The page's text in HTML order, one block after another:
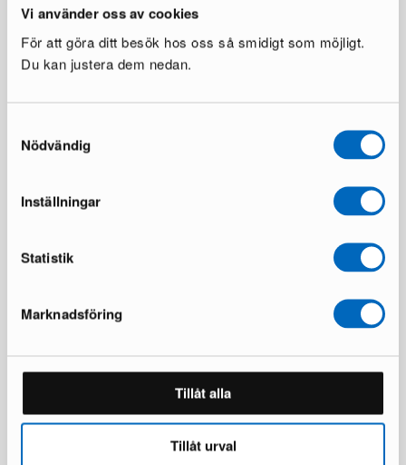
Vi använder oss av cookies
För att göra ditt besök hos oss så smidigt som möjligt.
Du kan justera dem nedan.
Nödvändig
Inställningar
Statistik
Marknadsföring
Tillåt alla
Tillåt urval
1 i lager ·
Du sparar 104 €
2 i lager ·
Molly matstol valnöt, set om 3
st
225 €